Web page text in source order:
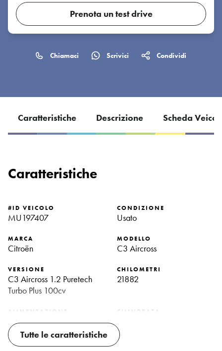
Chiamaci Scrivici Condividi
Prenota un test drive
Caratteristiche Descrizione Scheda
Caratteristiche
#ID VEICOLO
MU197407
CONDIZIONE
Usato
MARCA
Citroën
MODELLO
C3 Aircross
VERSIONE
C3 Aircross 1.2 Puretech
Turbo Plus 100cv
CHILOMETRI
21882
ALIMENTAZIONE
Benzina
CILINDRATA
POTENZA IMMATRICOLAZIONE
Tutte le caratteristiche